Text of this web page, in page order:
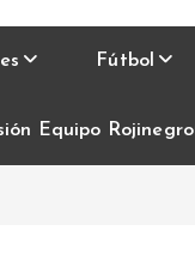
Fútbol
Equipo Rojinegro